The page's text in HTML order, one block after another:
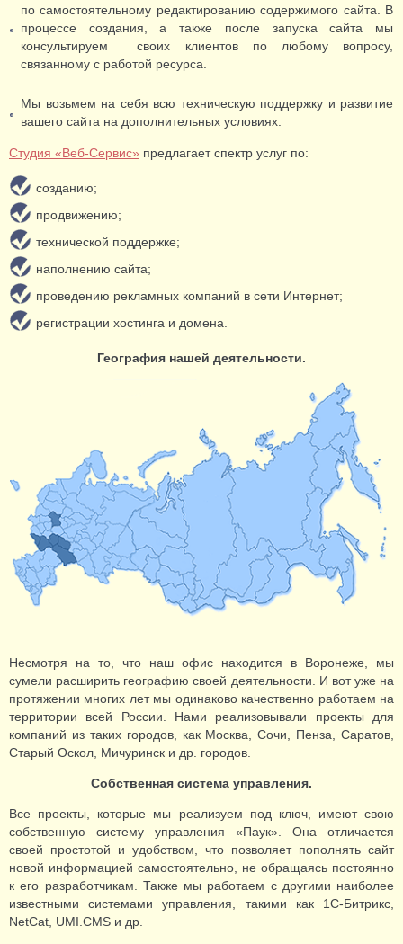
по самостоятельному редактированию содержимого сайта. В
процессе создания, а также после запуска сайта мы
консультируем своих клиентов по любому вопросу,
связанному с работой ресурса.
Мы возьмем на себя всю техническую поддержку и развитие
вашего сайта на дополнительных условиях.
Студия «Веб-Сервис» предлагает спектр услуг по:
созданию;
продвижению;
технической поддержке;
наполнению сайта;
проведению рекламных компаний в сети Интернет;
регистрации хостинга и домена.
География нашей деятельности.
Несмотря на то, что наш офис находится в Воронеже, мы
сумели расширить географию своей деятельности. И вот уже на
протяжении многих лет мы одинаково качественно работаем на
территории всей России. Нами реализовывали проекты для
компаний из таких городов, как Москва, Сочи, Пенза, Саратов,
Старый Оскол, Мичуринск и др. городов.
Собственная система управления.
Все проекты, которые мы реализуем под ключ, имеют свою
собственную систему управления «Паук». Она отличается
своей простотой и удобством, что позволяет пополнять сайт
новой информацией самостоятельно, не обращаясь постоянно
к его разработчикам. Также мы работаем с другими наиболее
известными системами управления, такими как 1С-Битрикс,
NetCat, UMI.CMS и др.